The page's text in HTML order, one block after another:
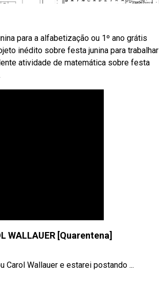
para a alfabetização ou 1º ano grátis
inédito sobre festa junina para trabalhar
atividade de matemática sobre festa
WALLAUER [Quarentena]
Carol Wallauer e estarei postando ...